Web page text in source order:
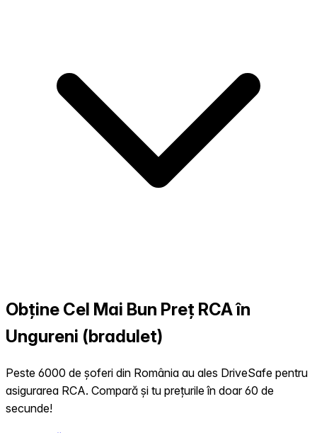
Obține Cel Mai Bun Preț RCA în
Ungureni (bradulet)
Peste 6000 de șoferi din România au ales DriveSafe pentru
asigurarea RCA. Compară și tu prețurile în doar 60 de
secunde!